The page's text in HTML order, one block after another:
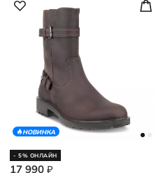
НОВИНКА
- 5% ОНЛАЙН
17 990 ₽